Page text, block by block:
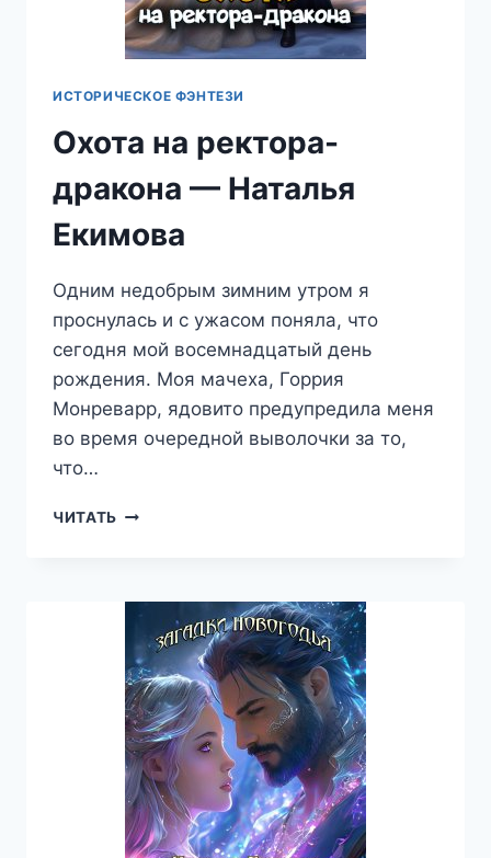
ИСТОРИЧЕСКОЕ ФЭНТЕЗИ
Охота на ректора-
дракона — Наталья
Екимова
Одним недобрым зимним утром я
проснулась и с ужасом поняла, что
сегодня мой восемнадцатый день
рождения. Моя мачеха, Горрия
Монреварр, ядовито предупредила меня
во время очередной выволочки за то,
что…
ЧИТАТЬ ОХОТА
—
НАТАЛЬЯ
ЕКИМОВА